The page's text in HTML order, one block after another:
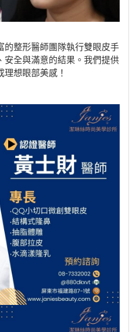
的整形醫師團隊執行雙眼皮手
安全與滿意的結果。我們提供
想眼部美感！